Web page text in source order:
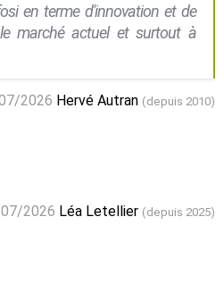
en terme d'innovation et de
marché actuel et surtout à
2026 Hervé Autran (depuis 2010)
2026 Léa Letellier (depuis 2025)